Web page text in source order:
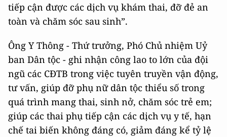
tiếp cận được các dịch vụ khám thai, đỡ đẻ an
toàn và chăm sóc sau sinh”.
Ông Y Thông - Thứ trưởng, Phó Chủ nhiệm Uỷ
ban Dân tộc - ghi nhận công lao to lớn của đội
ngũ các CĐTB trong việc tuyên truyền vận động,
tư vấn, giúp đỡ phụ nữ dân tộc thiểu số trong
quá trình mang thai, sinh nở, chăm sóc trẻ em;
giúp các thai phụ tiếp cận các dịch vụ y tế, hạn
chế tai biến không đáng có, giảm đáng kể tỷ lệ